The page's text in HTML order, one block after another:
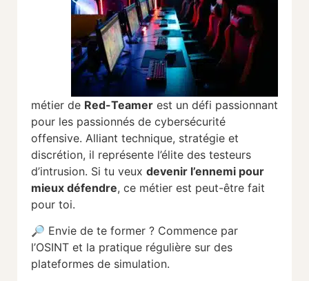
métier de Red-Teamer est un défi passionnant
pour les passionnés de cybersécurité
offensive. Alliant technique, stratégie et
discrétion, il représente l’élite des testeurs
d’intrusion. Si tu veux devenir l’ennemi pour
mieux défendre, ce métier est peut-être fait
pour toi.
🔎 Envie de te former ? Commence par
l’OSINT et la pratique régulière sur des
plateformes de simulation.